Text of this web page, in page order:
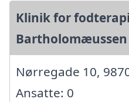
Klinik for
Bartholomæussen
Nørregade 10,
Ansatte: 0